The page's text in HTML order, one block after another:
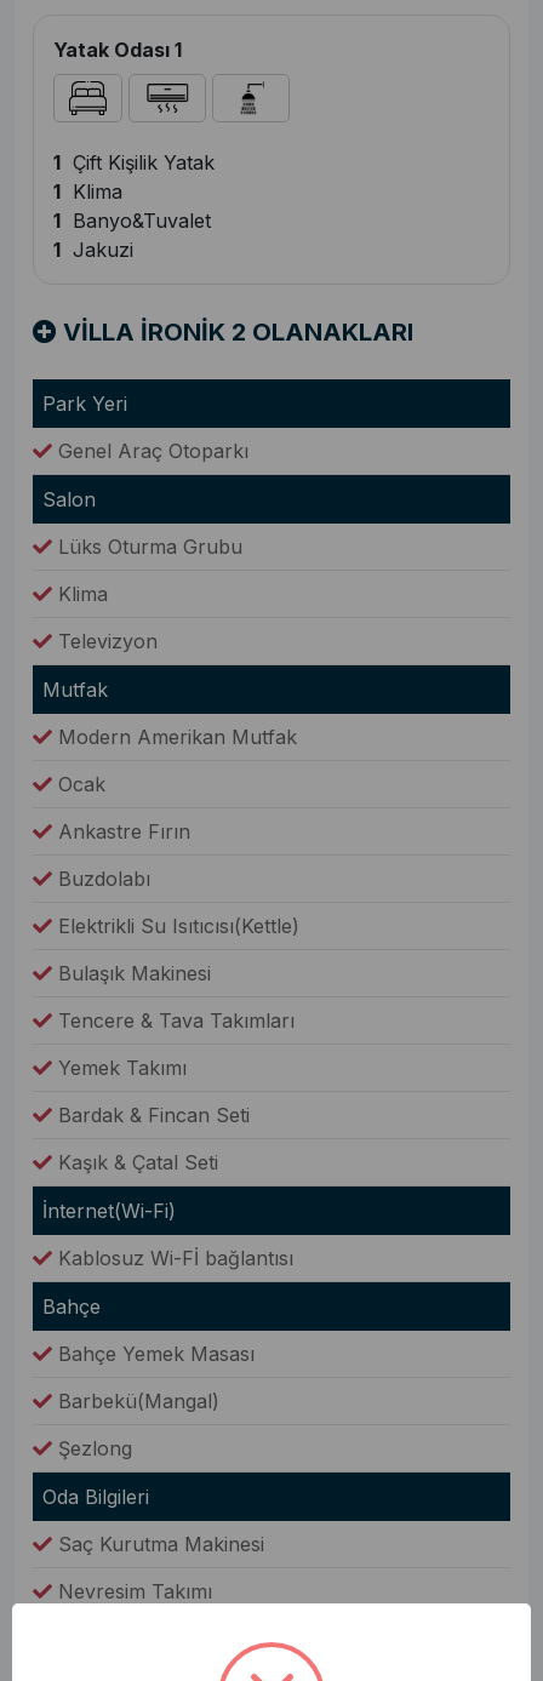
Yatak Odası 1
1 Çift Kişilik Yatak
1 Klima
1 Banyo&Tuvalet
1 Jakuzi
VİLLA İRONİK 2 OLANAKLARI
Park Yeri
Genel Araç Otoparkı
Salon
Lüks Oturma Grubu
Klima
Televizyon
Mutfak
Modern Amerikan Mutfak
Ocak
Ankastre Fırın
Buzdolabı
Elektrikli Su Isıtıcısı(Kettle)
Bulaşık Makinesi
Tencere & Tava Takımları
Yemek Takımı
Bardak & Fincan Seti
Kaşık & Çatal Seti
İnternet(Wi-Fi)
Kablosuz Wi-Fİ bağlantısı
Bahçe
Bahçe Yemek Masası
Barbekü(Mangal)
Şezlong
Oda Bilgileri
Saç Kurutma Makinesi
Nevresim Takımı